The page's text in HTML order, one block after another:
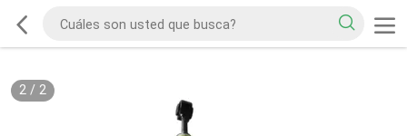
2/ 2